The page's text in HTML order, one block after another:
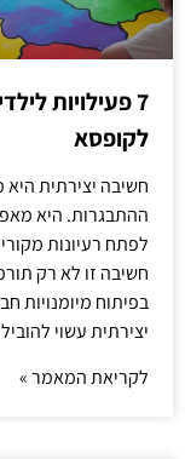
7 פעילויות
לקופסא
חשיבה יצירתית היא
ההתבגרות. היא
לפתח רעיונות
חשיבה זו לא רק
בפיתוח מיומנויות
יצירתית עשוי
לקריאת המאמר »